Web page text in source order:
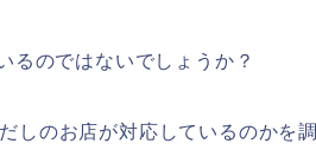
るのではないでしょうか？
しのお店が対応しているのかを調